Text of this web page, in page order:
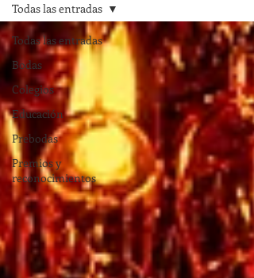
Todas las entradas
Bodas
Colegios
Educación
Prebodas
Premios y
reconocimientos
Todas las entradas